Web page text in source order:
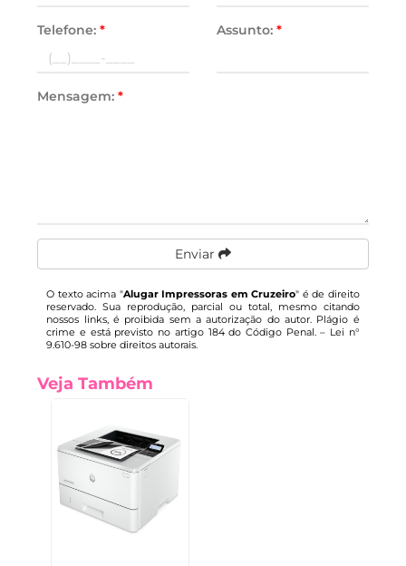
Telefone:* Assunto: *
Mensagem:*
Enviar
O texto acima "Alugar Impressoras em Cruzeiro" é de direito
reservado. Sua reprodução, parcial ou total, mesmo citando
nossos links, é proibida sem a autorização do autor. Plágio é
crime e está previsto no artigo 184 do Código Penal. – Lei n°
9.610-98 sobre direitos autorais.
Veja Também